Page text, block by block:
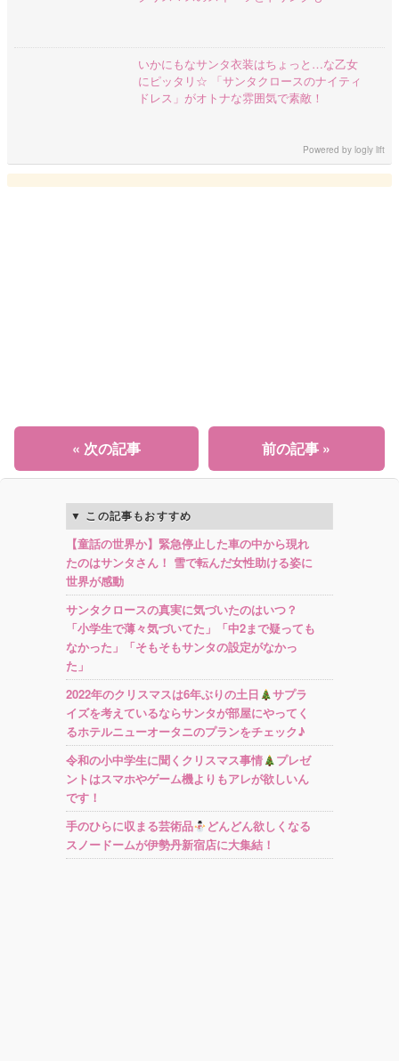
いかにもなサンタ衣装はちょっと…な乙女
にピッタリ☆ 「サンタクロースのナイティ
ドレス」がオトナな雰囲気で素敵！
Powered bylogly lift
前の記事 »
« 次の記事
この記事もおすすめ
【童話の世界か】緊急停止した車の中から現れ
たのはサンタさん！ 雪で転んだ女性助ける姿に
世界が感動
サンタクロースの真実に気づいたのはいつ？
「小学生で薄々気づいてた」「中2まで疑っても
なかった」「そもそもサンタの設定がなかっ
た」
2022年のクリスマスは6年ぶりの土日
サプラ
イズを考えているならサンタが部屋にやってく
るホテルニューオータニのプランをチェック♪
令和の小中学生に聞くクリスマス事情
プレゼ
ントはスマホやゲーム機よりもアレが欲しいん
です！
手のひらに収まる芸術品
どんどん欲しくなる
スノードームが伊勢丹新宿店に大集結！